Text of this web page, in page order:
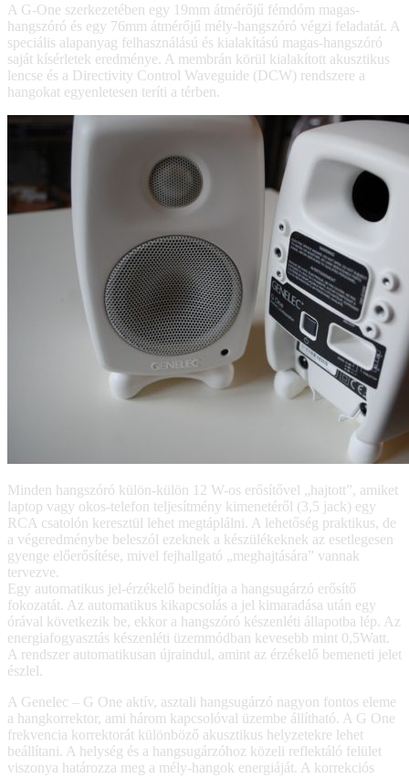
A G-One szerkezetében egy 19mm átmérőjű fémdóm magas-
hangszóró és egy 76mm átmérőjű mély-hangszóró végzi feladatát. A
speciális alapanyag felhasználású és kialakítású magas-hangszóró
saját kísérletek eredménye. A membrán körül kialakított akusztikus
lencse és a Directivity Control Waveguide (DCW) rendszere a
hangokat egyenletesen teríti a térben.
Minden hangszóró külön-külön 12 W-os erősítővel „hajtott”, amiket
laptop vagy okos-telefon teljesítmény kimenetéről (3,5 jack) egy
RCA csatolón keresztül lehet megtáplálni. A lehetőség praktikus, de
a végeredménybe beleszól ezeknek a készülékeknek az esetlegesen
gyenge előerősítése, mivel fejhallgató „meghajtására” vannak
tervezve.
Egy automatikus jel-érzékelő beindítja a hangsugárzó erősítő
fokozatát. Az automatikus kikapcsolás a jel kimaradása után egy
órával következik be, ekkor a hangszóró készenléti állapotba lép. Az
energiafogyasztás készenléti üzemmódban kevesebb mint 0,5Watt.
A rendszer automatikusan újraindul, amint az érzékelő bemeneti jelet
észlel.
A Genelec – G One aktív, asztali hangsugárzó nagyon fontos eleme
a hangkorrektor, ami három kapcsolóval üzembe állítható. A G One
frekvencia korrektorát különböző akusztikus helyzetekre lehet
beállítani. A helység és a hangsugárzóhoz közeli reflektáló felület
viszonya határozza meg a mély-hangok energiáját. A korrekciós